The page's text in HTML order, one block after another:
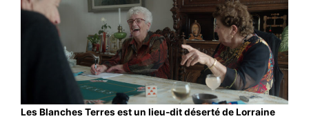
Les Blanches Terres est un lieu-dit déserté de Lorraine